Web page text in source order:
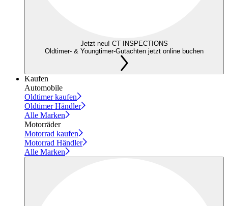
Jetzt neu! CT INSPECTIONS
Oldtimer- & Youngtimer-Gutachten jetzt online buchen
Kaufen
Automobile
Oldtimer kaufen
Oldtimer Händler
Alle Marken
Motorräder
Motorrad kaufen
Motorrad Händler
Alle Marken